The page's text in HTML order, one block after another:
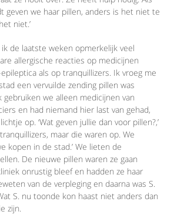
geven we haar pillen, anders is het niet te
niet.’
de laatste weken opmerkelijk veel
allergische reacties op medicijnen
als op tranquillizers. Ik vroeg me
een vervuilde zending pillen was
gebruiken we alleen medicijnen van
en had niemand hier last van gehad,
op. ‘Wat geven jullie dan voor pillen?,’
maar die waren op. We
kopen in de stad.’ We lieten de
De nieuwe pillen waren ze gaan
onrustig bleef en hadden ze haar
van de verpleging en daarna was S.
S. nu toonde kon haast niet anders dan
zijn.